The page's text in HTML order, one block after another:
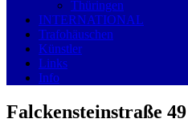
Thüringen
INTERNATIONAL
Trafohäuschen
Künstler
Links
Info
Falckensteinstraße 49